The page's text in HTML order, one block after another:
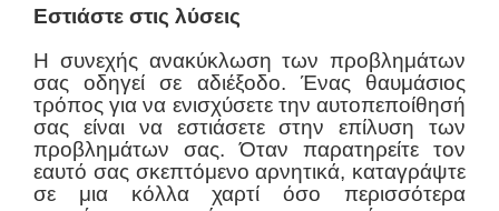
Εστιάστε στις λύσεις
Η συνεχής ανακύκλωση των προβλημάτων
σας οδηγεί σε αδιέξοδο. Ένας θαυμάσιος
τρόπος για να ενισχύσετε την αυτοπεποίθησή
σας είναι να εστιάσετε στην επίλυση των
προβλημάτων σας. Όταν παρατηρείτε τον
εαυτό σας σκεπτόμενο αρνητικά, καταγράψτε
σε μια κόλλα χαρτί όσο περισσότερα